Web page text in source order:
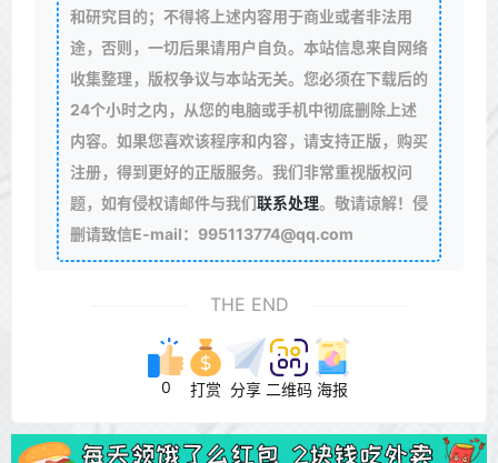
和研究目的；不得将上述内容用于商业或者非法用
途，否则，一切后果请用户自负。本站信息来自网络
收集整理，版权争议与本站无关。您必须在下载后的
24个小时之内，从您的电脑或手机中彻底删除上述
内容。如果您喜欢该程序和内容，请支持正版，购买
注册，得到更好的正版服务。我们非常重视版权问
题，如有侵权请邮件与我们联系处理。敬请谅解！侵
删请致信E-mail：995113774@qq.com
THE END
0 打赏 分享 二维码 海报